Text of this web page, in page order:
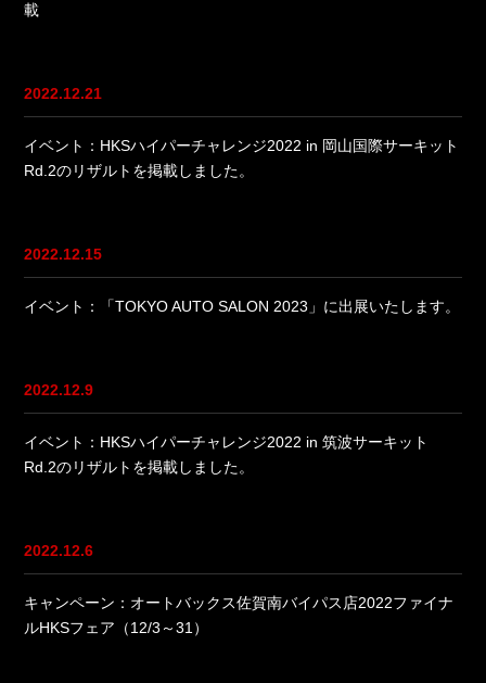
載
2022.12.21
イベント：HKSハイパーチャレンジ2022 in 岡山国際サーキット
Rd.2のリザルトを掲載しました。
2022.12.15
イベント：「TOKYO AUTO SALON 2023」に出展いたします。
2022.12.9
イベント：HKSハイパーチャレンジ2022 in 筑波サーキット
Rd.2のリザルトを掲載しました。
2022.12.6
キャンペーン：オートバックス佐賀南バイパス店2022ファイナ
ルHKSフェア（12/3～31）